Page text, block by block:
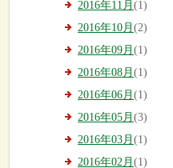
2016年11月 (1)
2016年10月 (2)
2016年09月 (1)
2016年08月 (1)
2016年06月 (1)
2016年05月 (3)
2016年03月 (1)
2016年02月 (1)